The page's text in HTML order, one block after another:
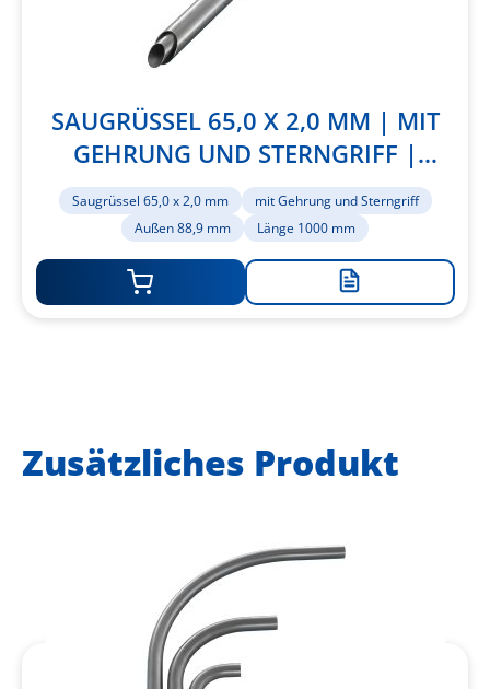
SAUGRÜSSEL 65,0 X 2,0 MM | MIT
GEHRUNG UND STERNGRIFF |
AUSSEN 88,9 MM | LÄNGE 1000 MM
Saugrüssel 65,0 x 2,0 mm
mit Gehrung und Sterngriff
Außen 88,9 mm
Länge 1000 mm
Zur
Zusätzliches Produkt